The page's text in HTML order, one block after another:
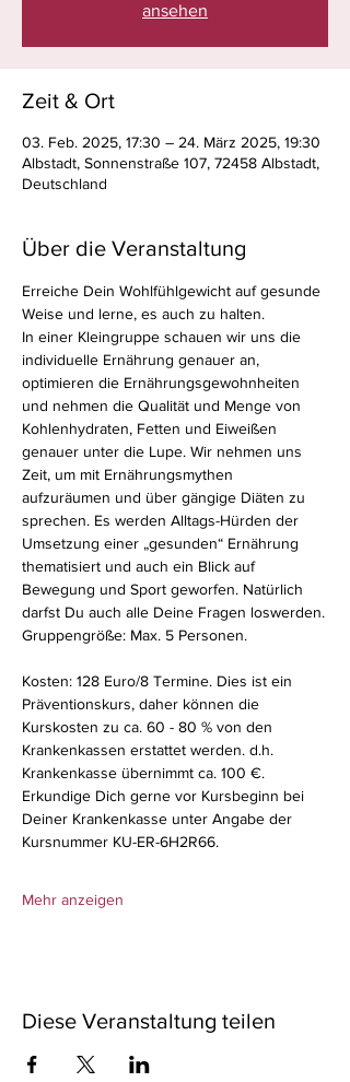
ansehen
Zeit & Ort
03. Feb. 2025, 17:30 – 24. März 2025, 19:30
Albstadt, Sonnenstraße 107, 72458 Albstadt,
Deutschland
Über die Veranstaltung
Erreiche Dein Wohlfühlgewicht auf gesunde
Weise und lerne, es auch zu halten.
In einer Kleingruppe schauen wir uns die
individuelle Ernährung genauer an,
optimieren die Ernährungsgewohnheiten
und nehmen die Qualität und Menge von
Kohlenhydraten, Fetten und Eiweißen
genauer unter die Lupe. Wir nehmen uns
Zeit, um mit Ernährungsmythen
aufzuräumen und über gängige Diäten zu
sprechen. Es werden Alltags-Hürden der
Umsetzung einer „gesunden“ Ernährung
thematisiert und auch ein Blick auf
Bewegung und Sport geworfen. Natürlich
darfst Du auch alle Deine Fragen loswerden.
Gruppengröße: Max. 5 Personen.
Kosten: 128 Euro/8 Termine. Dies ist ein
Präventionskurs, daher können die
Kurskosten zu ca. 60 - 80 % von den
Krankenkassen erstattet werden. d.h.
Krankenkasse übernimmt ca. 100 €.
Erkundige Dich gerne vor Kursbeginn bei
Deiner Krankenkasse unter Angabe der
Kursnummer KU-ER-6H2R66.
Mehr anzeigen
Diese Veranstaltung teilen